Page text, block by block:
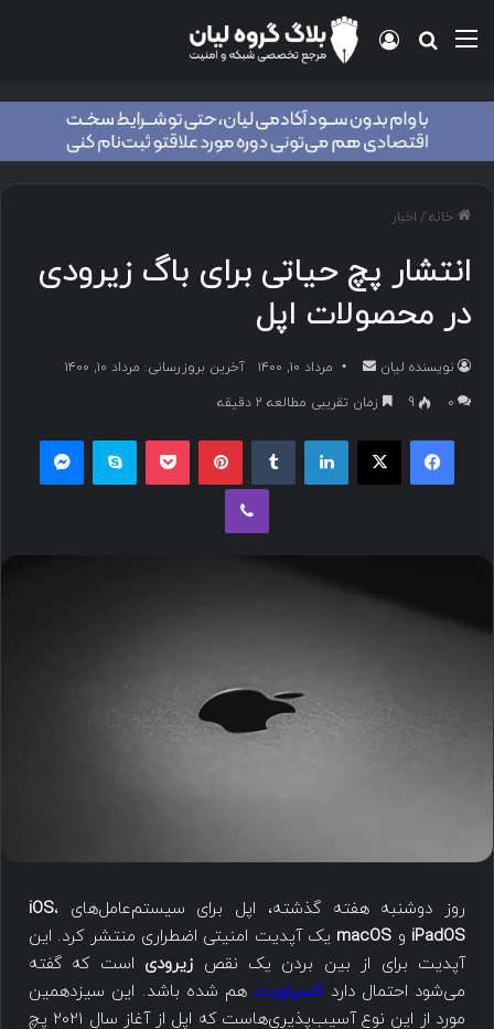
خانه/ اخبار
انتشار پچ حیاتی برای باگ زیرودی
در محصولات اپل
نویسنده لیان مرداد ۱۰, ۱۴۰۰
آخرین بروزرسانی: مرداد ۱۰, ۱۴۰۰
۰
9 زمان تقریبی مطالعه 2 دقیقه
روز دوشنبه هفته گذشته، اپل برای سیستم‌عامل‌های iOS،
iPadOS و macOS یک آپدیت امنیتی اضطراری منتشر کرد. این
آپدیت برای از بین بردن یک نقص زیرودی است که گفته
می‌شود احتمال دارد اکسپلویت هم شده باشد. این سیزدهمین
مورد از این نوع آسیب‌پذیری‌هاست که اپل از آغاز سال 2021 پچ